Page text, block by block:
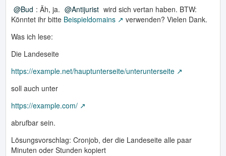
Bud : Äh, ja. Antijurist wird sich vertan haben. BTW:
Könntet ihr bitte Beispieldomains
verwenden? Vielen Dank.
Was ich lese:
Die Landeseite
https://example.net/hauptunterseite/unterunterseite
soll auch unter
https://example.com/
abrufbar sein.
Lösungsvorschlag: Cronjob, der die Landeseite alle paar
Minuten oder Stunden kopiert